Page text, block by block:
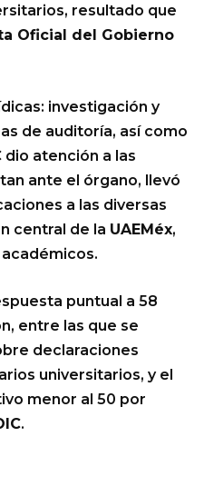
resultado que
Oficial del Gobierno
investigación y
de auditoría, así como
dio atención a las
ante el órgano, llevó
a las diversas
central de la UAEMéx,
puntual a 58
entre las que se
declaraciones
universitarios, y el
menor al 50 por
.